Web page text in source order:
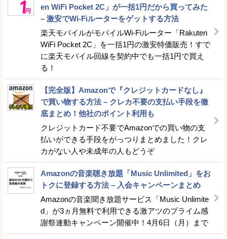
en WiFi Pocket 2C」が一括1円だから買ってみた
– 激安でWi-Fiルーターをゲットする方法
楽天モバイルがモバイルWi-Fiルーター「Rakuten
WiFi Pocket 2C」を一括1円の激安特価販売！すで
に楽天モバイル回線を契約中でも一括1円で買え
る！
【完全版】Amazonで『クレジットカードなし』
で買い物する方法 – クレカ不要の支払い手段を徹
底まとめ！他社のポイント利用も
クレジットカード不要でAmazonでの買い物の支
払いができる手段をがっつりまとめました！クレ
カがない人や未成年の人もどうぞ
Amazonの音楽聴き放題「Music Unlimited」をお
トクに登録する方法 – 入会キャンペーンまとめ
Amazonの音楽聞き放題サービス「Music Unlimite
d」が3ヵ月無料で利用できる激アツのプライム感
謝祭連動キャンペーン開催中！4月6日（月）まで